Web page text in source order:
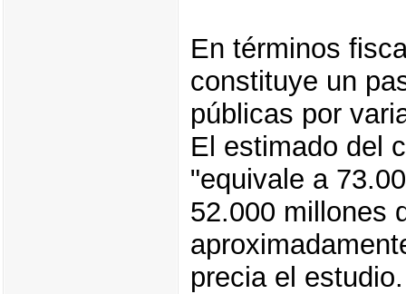
En términos
constituye un
públicas por
El estimado del
"equivale a
52.000 millones
precia el estudio.